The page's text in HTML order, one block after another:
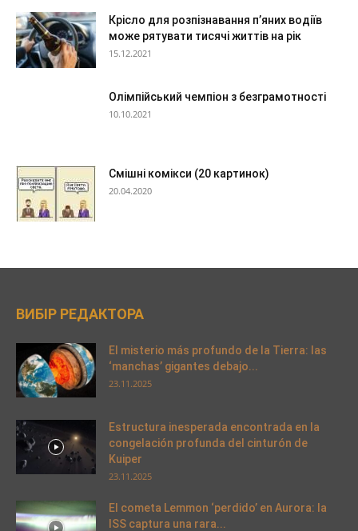
Крісло для розпізнавання п’яних водіїв
може рятувати тисячі життів на рік
15.12.2021
Олімпійський чемпіон з безграмотності
10.10.2021
Смішні комікси (20 картинок)
20.04.2020
ВИБІР РЕДАКТОРА
El misterio más profundo de la Tierra: las
‘manchas’ gigantes debajo...
23.11.2025
Estructura inesperada encontrada en la
congelación profunda del cinturón de
Kuiper
23.11.2025
El cometa Lemmon ‘perdido’ en Aurora: la
ISS captura una rara...